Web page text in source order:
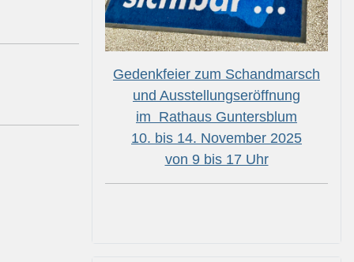
Gedenkfeier zum Schandmarsch
und Ausstellungseröffnung
im Rathaus Guntersblum
10. bis 14. November 2025
von 9 bis 17 Uhr